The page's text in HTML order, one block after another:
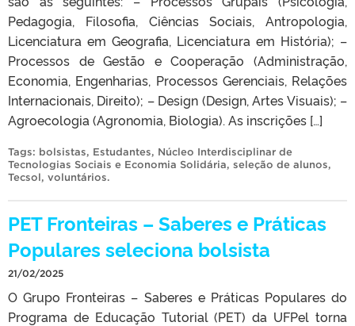
Pedagogia, Filosofia, Ciências Sociais, Antropologia,
Licenciatura em Geografia, Licenciatura em História); –
Processos de Gestão e Cooperação (Administração,
Economia, Engenharias, Processos Gerenciais, Relações
Internacionais, Direito); – Design (Design, Artes Visuais); –
Agroecologia (Agronomia, Biologia). As inscrições […]
Tags: bolsistas, Estudantes, Núcleo Interdisciplinar de
Tecnologias Sociais e Economia Solidária, seleção de alunos,
Tecsol, voluntários.
PET Fronteiras – Saberes e Práticas
Populares seleciona bolsista
21/02/2025
O Grupo Fronteiras – Saberes e Práticas Populares do
Programa de Educação Tutorial (PET) da UFPel torna